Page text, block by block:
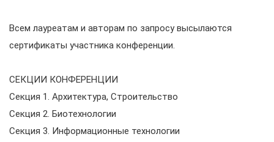
Всем лауреатам и авторам по запросу высылаются
сертификаты участника конференции.
СЕКЦИИ КОНФЕРЕНЦИИ
Секция 1. Архитектура, Строительство
Секция 2. Биотехнологии
Секция 3. Информационные технологии